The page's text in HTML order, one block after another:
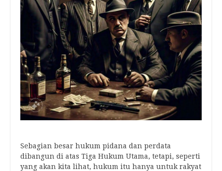
Sebagian besar hukum pidana dan perdata
dibangun di atas Tiga Hukum Utama, tetapi, seperti
yang akan kita lihat, hukum itu hanya untuk rakyat